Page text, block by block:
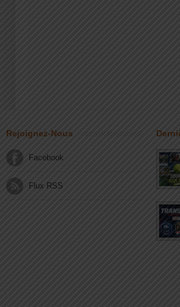
Rejoignez-Nous
Facebook
Flux RSS